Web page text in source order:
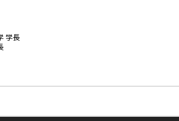
学長